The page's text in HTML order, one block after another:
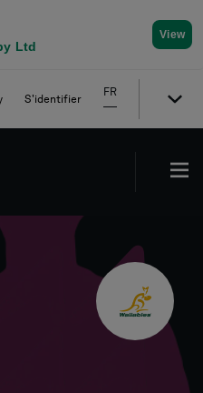
Ltd
View
S'identifier
FR